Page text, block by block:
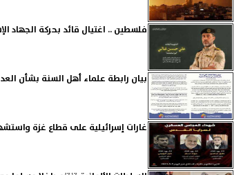
فلسطين .. اغتيال قائد بحركة الجهاد
بيان رابطة علماء أهل السنة بشأن
غارات إسرائيلية على قطاع غزة واستشهاد 12 بينهم 3 من قيادات ”الجهاد